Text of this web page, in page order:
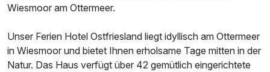
Wiesmoor am Ottermeer.
Unser Ferien Hotel Ostfriesland liegt idyllisch am Ottermeer
in Wiesmoor und bietet Ihnen erholsame Tage mitten in der
Natur. Das Haus verfügt über 42 gemütlich eingerichtete